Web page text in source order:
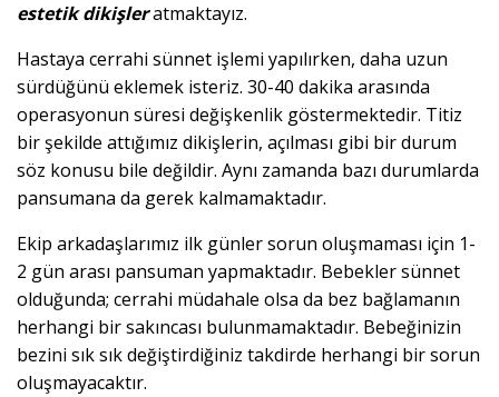
estetik dikişleratmaktayız.
Hastaya cerrahi sünnet işlemi yapılırken, daha uzun
sürdüğünü eklemek isteriz. 30-40 dakika arasında
operasyonun süresi değişkenlik göstermektedir. Titiz
bir şekilde attığımız dikişlerin, açılması gibi bir durum
söz konusu bile değildir. Aynı zamanda bazı durumlarda
pansumana da gerek kalmamaktadır.
Ekip arkadaşlarımız ilk günler sorun oluşmaması için 1-
2 gün arası pansuman yapmaktadır. Bebekler sünnet
olduğunda; cerrahi müdahale olsa da bez bağlamanın
herhangi bir sakıncası bulunmamaktadır. Bebeğinizin
bezini sık sık değiştirdiğiniz takdirde herhangi bir sorun
oluşmayacaktır.